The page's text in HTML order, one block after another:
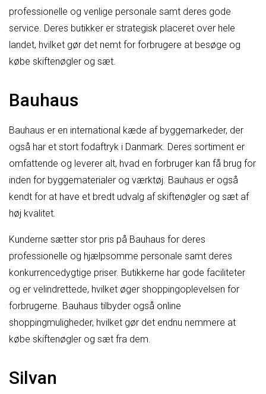
professionelle og venlige personale samt deres gode
service. Deres butikker er strategisk placeret over hele
landet, hvilket gør det nemt for forbrugere at besøge og
købe skiftenøgler og sæt.
Bauhaus
Bauhaus er en international kæde af byggemarkeder, der
også har et stort fodaftryk i Danmark. Deres sortiment er
omfattende og leverer alt, hvad en forbruger kan få brug for
inden for byggematerialer og værktøj. Bauhaus er også
kendt for at have et bredt udvalg af skiftenøgler og sæt af
høj kvalitet.
Kunderne sætter stor pris på Bauhaus for deres
professionelle og hjælpsomme personale samt deres
konkurrencedygtige priser. Butikkerne har gode faciliteter
og er velindrettede, hvilket øger shoppingoplevelsen for
forbrugerne. Bauhaus tilbyder også online
shoppingmuligheder, hvilket gør det endnu nemmere at
købe skiftenøgler og sæt fra dem.
Silvan